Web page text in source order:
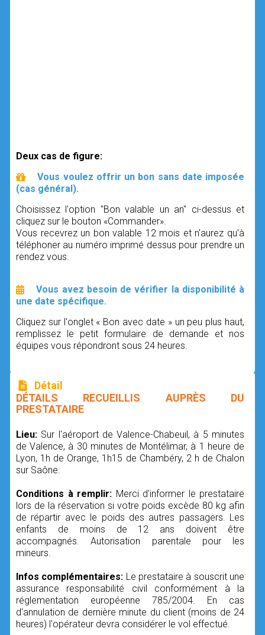
Deux cas de figure:
Vous voulez offrir un bon sans date imposée
(cas général).
Choisissez l'option "Bon valable un an" ci-dessus et
cliquez sur le bouton «Commander».
Vous recevrez un bon valable 12 mois et n'aurez qu’à
téléphoner au numéro imprimé dessus pour prendre un
rendez vous.
Vous avez besoin de vérifier la disponibilité à
une date spécifique.
Cliquez sur l'onglet « Bon avec date » un peu plus haut,
remplissez le petit formulaire de demande et nos
équipes vous répondront sous 24 heures.
Détail
DÉTAILS RECUEILLIS AUPRÈS DU
PRESTATAIRE
Lieu: Sur l'aéroport de Valence-Chabeuil, à 5 minutes
de Valence, à 30 minutes de Montélimar, à 1 heure de
Lyon, 1h de Orange, 1h15 de Chambéry, 2 h de Chalon
sur Saône.
Conditions à remplir: Merci d'informer le prestataire
lors de la réservation si votre poids excède 80 kg afin
de répartir avec le poids des autres passagers. Les
enfants de moins de 12 ans doivent être
accompagnés. Autorisation parentale pour les
mineurs.
Infos complémentaires: Le prestataire à souscrit une
assurance responsabilité civil conformément à la
réglementation européenne 785/2004. En cas
d'annulation de dernière minute du client (moins de 24
heures) l'opérateur devra considérer le vol effectué.